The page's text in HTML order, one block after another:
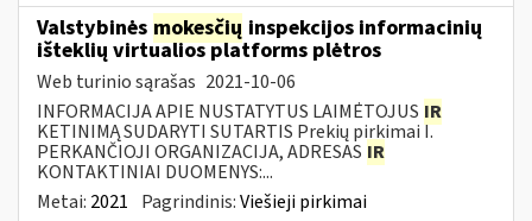
Valstybinės mokesčių inspekcijos informacinių
išteklių virtualios platforms plėtros
Web turinio sąrašas 2021-10-06
INFORMACIJA APIE NUSTATYTUS LAIMĖTOJUS IR
KETINIMĄ SUDARYTI SUTARTIS Prekių pirkimai I.
PERKANČIOJI ORGANIZACIJA, ADRESAS IR
KONTAKTINIAI DUOMENYS:...
Metai: 2021 Pagrindinis:Viešieji pirkimai